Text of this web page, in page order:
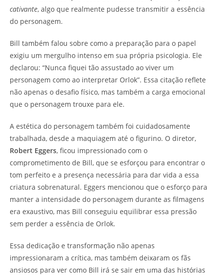
cativante, algo que realmente pudesse transmitir a essência
do personagem.
Bill também falou sobre como a preparação para o papel
exigiu um mergulho intenso em sua própria psicologia. Ele
declarou: “Nunca fiquei tão assustado ao viver um
personagem como ao interpretar Orlok”. Essa citação reflete
não apenas o desafio físico, mas também a carga emocional
que o personagem trouxe para ele.
A estética do personagem também foi cuidadosamente
trabalhada, desde a maquiagem até o figurino. O diretor,
Robert Eggers, ficou impressionado com o
comprometimento de Bill, que se esforçou para encontrar o
tom perfeito e a presença necessária para dar vida a essa
criatura sobrenatural. Eggers mencionou que o esforço para
manter a intensidade do personagem durante as filmagens
era exaustivo, mas Bill conseguiu equilibrar essa pressão
sem perder a essência de Orlok.
Essa dedicação e transformação não apenas
impressionaram a crítica, mas também deixaram os fãs
ansiosos para ver como Bill irá se sair em uma das histórias